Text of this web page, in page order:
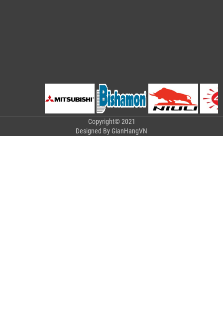
Copyright© 2021
Designed By GianHangVN